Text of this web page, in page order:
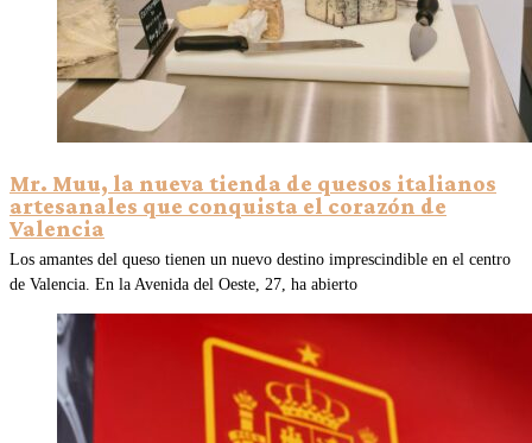
Mr. Muu, la nueva tienda de quesos italianos
artesanales que conquista el corazón de
Valencia
Los amantes del queso tienen un nuevo destino imprescindible en el centro
de Valencia. En la Avenida del Oeste, 27, ha abierto